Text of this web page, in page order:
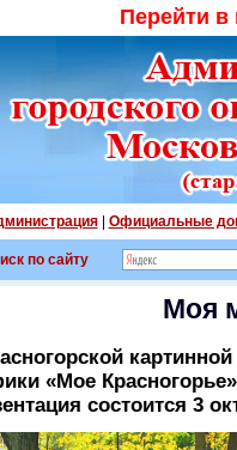
Перейти
| Официальные
по сайту
Моя
«Мое
состоится 3